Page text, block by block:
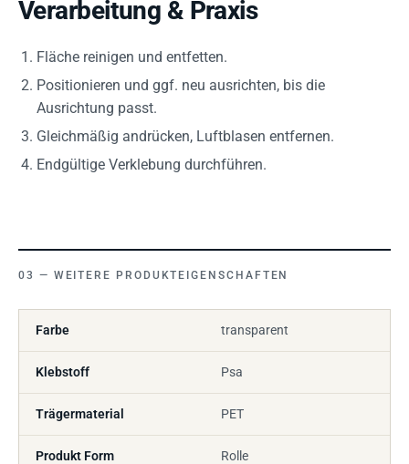
Verarbeitung & Praxis
Fläche reinigen und entfetten.
Positionieren und ggf. neu ausrichten, bis die
Ausrichtung passt.
Gleichmäßig andrücken, Luftblasen entfernen.
Endgültige Verklebung durchführen.
WEITERE PRODUKTEIGENSCHAFTEN
Farbe transparent
Klebstoff Psa
Trägermaterial PET
Produkt Form Rolle